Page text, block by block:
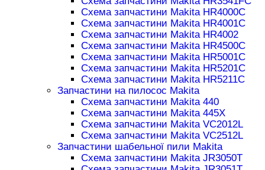
Схема запчастини Makita HR4000C
Схема запчастини Makita HR4001C
Схема запчастини Makita HR4002
Схема запчастини Makita HR4500C
Схема запчастини Makita HR5001C
Схема запчастини Makita HR5201C
Схема запчастини Makita HR5211C
Запчастини на пилосос Makita
Схема запчастини Makita 440
Схема запчастини Makita 445X
Схема запчастини Makita VC2012L
Схема запчастини Makita VC2512L
Запчастини шабельної пили Makita
Схема запчастини Makita JR3050T